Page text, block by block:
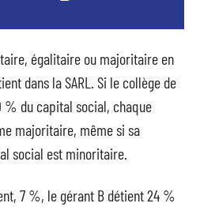
égalitaire ou majoritaire en
dans la SARL. Si le collège de
% du capital social, chaque
majoritaire, même si sa
social est minoritaire.
7 %, le gérant B détient 24 %